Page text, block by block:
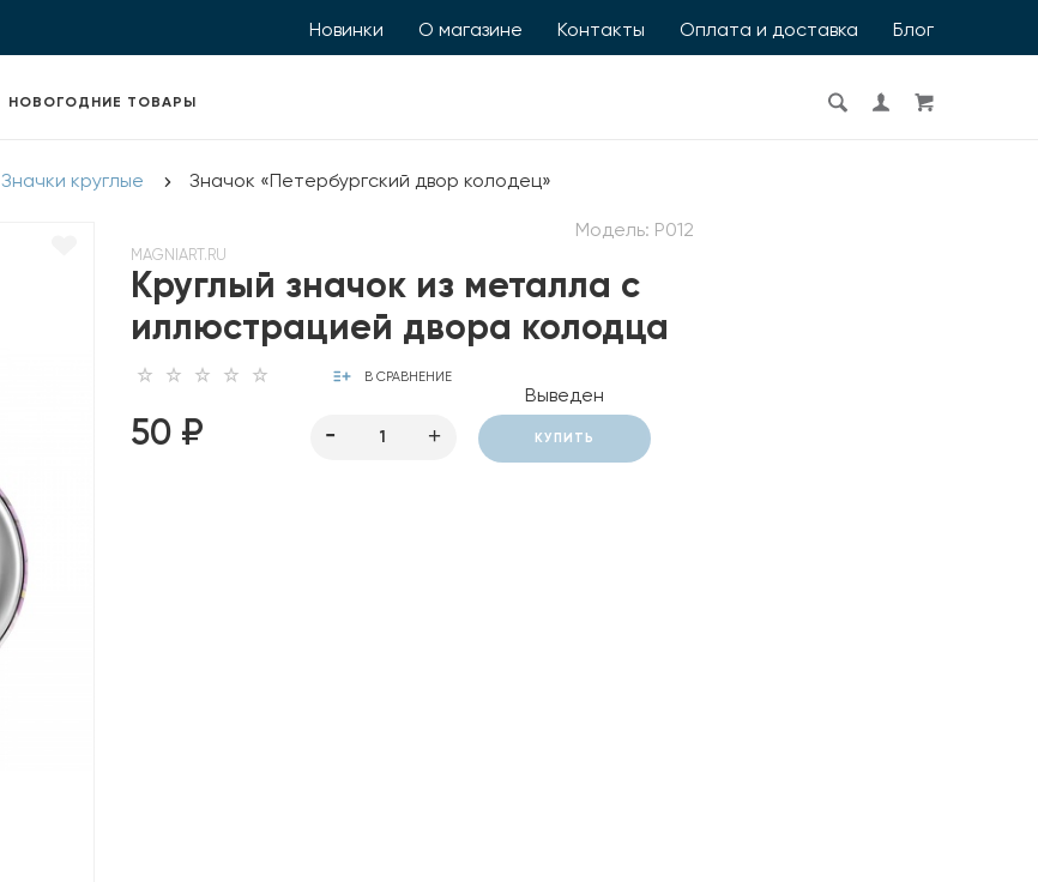
Новинки О магазине Контакты Оплата и доставка Блог
НОВОГОДНИЕ ТОВАРЫ
Значки круглые Значок «Петербургский двор колодец»
Модель: P012
MAGNIART.RU
Круглый значок из металла с
иллюстрацией двора колодца
В СРАВНЕНИЕ
50 ₽
Выведен
КУПИТЬ